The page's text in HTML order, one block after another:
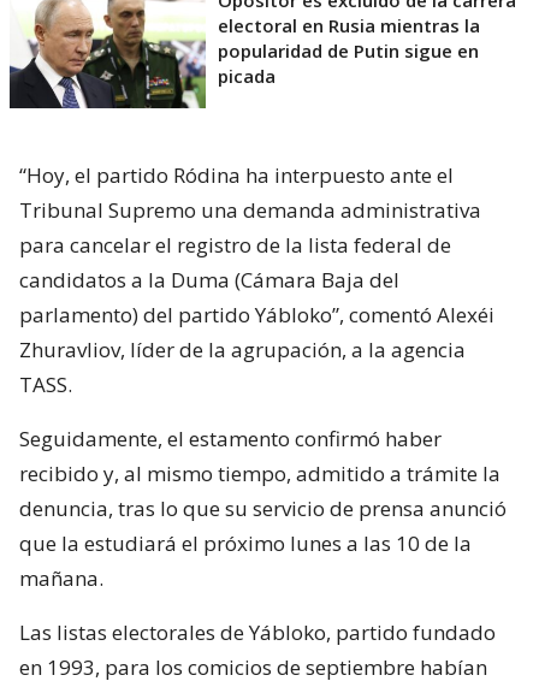
electoral en Rusia mientras la
popularidad de Putin sigue en
picada
“Hoy, el partido Ródina ha interpuesto ante el
Tribunal Supremo una demanda administrativa
para cancelar el registro de la lista federal de
candidatos a la Duma (Cámara Baja del
parlamento) del partido Yábloko”, comentó Alexéi
Zhuravliov, líder de la agrupación, a la agencia
TASS.
Seguidamente, el estamento confirmó haber
recibido y, al mismo tiempo, admitido a trámite la
denuncia, tras lo que su servicio de prensa anunció
que la estudiará el próximo lunes a las 10 de la
mañana.
Las listas electorales de Yábloko, partido fundado
en 1993, para los comicios de septiembre habían